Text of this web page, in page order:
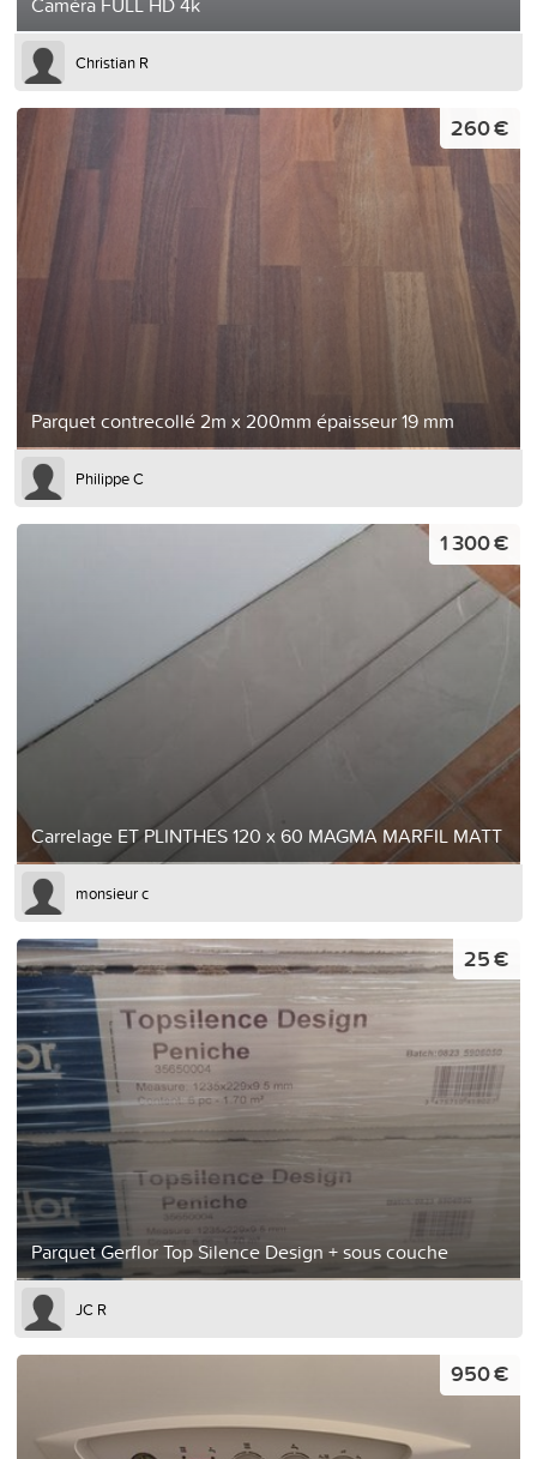
Christian R
Parquet contrecollé 2m x 200mm épaisseur 19 mm
260 €
Philippe C
Carrelage ET PLINTHES 120 x 60 MAGMA MARFIL MATT
1 300 €
monsieur c
Parquet Gerflor Top Silence Design + sous couche
25 €
JC R
950 €